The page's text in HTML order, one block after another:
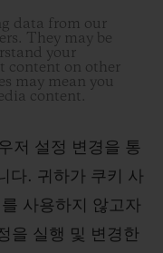
data from our
They may be
your
content on other
may mean you
content.
저 설정 변경을 통
다. 귀하가 쿠키 사
사용하지 않고자
을 실행 및 변경한